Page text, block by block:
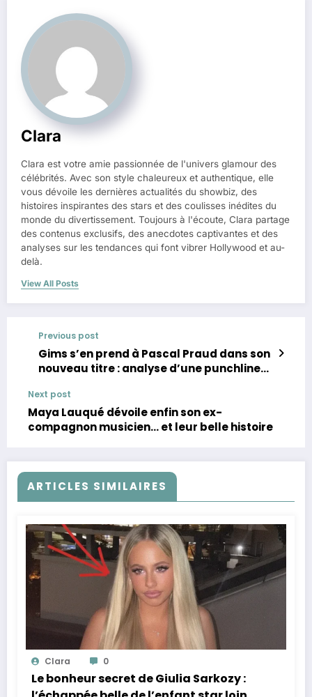
Clara
Clara est votre amie passionnée de l'univers glamour des
célébrités. Avec son style chaleureux et authentique, elle
vous dévoile les dernières actualités du showbiz, des
histoires inspirantes des stars et des coulisses inédites du
monde du divertissement. Toujours à l'écoute, Clara partage
des contenus exclusifs, des anecdotes captivantes et des
analyses sur les tendances qui font vibrer Hollywood et au-
delà.
View All Posts
Previous post
Gims s’en prend à Pascal Praud dans son
nouveau titre : analyse d’une punchline
Next post
Maya Lauqué dévoile enfin son ex-
compagnon musicien… et leur belle histoire
ARTICLES SIMILAIRES
Clara 0
Le bonheur secret de Giulia Sarkozy :